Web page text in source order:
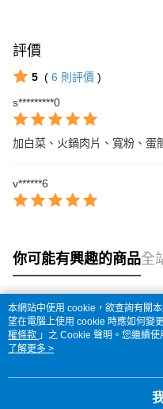
評價
5 ( 6 則評價 )
s*********0
加白菜、火鍋肉片、寬粉、蛋
v******6
你可能有興趣的商品全
熱門標籤
本網站中使用 cookie，欲查詢有關
望在電腦上使用 cookie 時應如何變
權條款 」之 Cookie 聲明。您繼續
用條款之 Cookie 聲明使用 cookie。
了解更多 >